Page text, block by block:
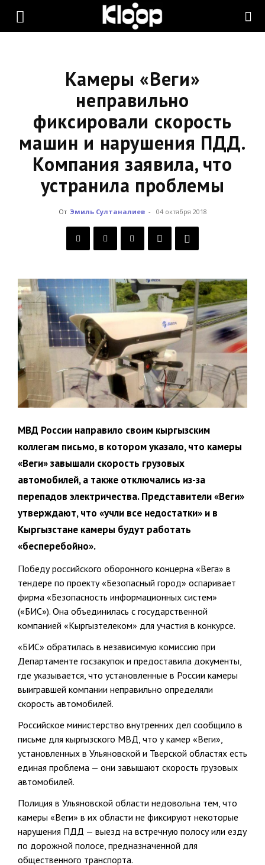
KLOOP.KG
Новости
Кыргызстана
Камеры «Веги»
неправильно
фиксировали скорость
машин и нарушения ПДД.
Компания заявила, что
устранила проблемы
От Эмиль Султаналиев - 04 октября 2018
МВД России направило своим кыргызским
коллегам письмо, в котором указало, что камеры
«Веги» завышали скорость грузовых
автомобилей, а также отключались из-за
перепадов электричества. Представители «Веги»
утверждают, что «учли все недостатки» и в
Кыргызстане камеры будут работать
«бесперебойно».
Победу российского оборонного концерна «Вега» в
тендере по проекту «Безопасный город» оспаривает
фирма «Безопасность информационных систем»
(«БИС»). Она объединилась с государственной
компанией «Кыргызтелеком» для участия в конкурсе.
«БИС» обратилась в независимую комиссию при
Департаменте госзакупок и предоставила документы,
где указывается, что установленные в России камеры
выигравшей компании неправильно определяли
скорость автомобилей.
Российское министерство внутренних дел сообщило в
письме для кыргызского МВД, что у камер «Веги»,
установленных в Ульяновской и Тверской областях есть
единая проблема — они завышают скорость грузовых
автомобилей.
Полиция в Ульяновской области недовольна тем, что
камеры «Веги» в их области не фиксируют некоторые
нарушения ПДД — выезд на встречную полосу или езду
по дорожной полосе, предназначенной для
общественного транспорта.